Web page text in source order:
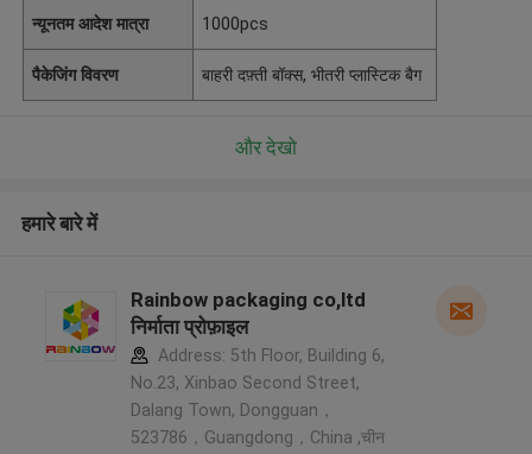
न्यूनतम आदेश मात्रा 1000pcs
पैकेजिंग विवरण बाहरी दफ़्ती बॉक्स, भीतरी प्लास्टिक बैग
और देखो
हमारे बारे में
Rainbow packaging co,ltd
निर्माता प्रोफ़ाइल
Address: 5th Floor, Building 6,
No.23, Xinbao Second Street,
Dalang Town, Dongguan，
523786，Guangdong，China ,चीन